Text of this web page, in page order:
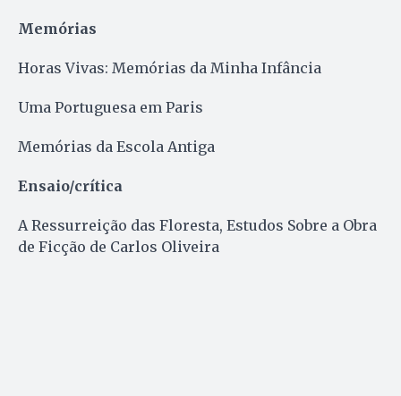
Memórias
Horas Vivas: Memórias da Minha Infância
Uma Portuguesa em Paris
Memórias da Escola Antiga
Ensaio/crítica
A Ressurreição das Floresta, Estudos Sobre a Obra
de Ficção de Carlos Oliveira